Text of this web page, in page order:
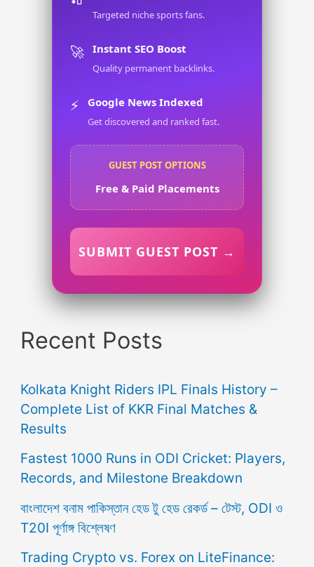
Targeted niche sports fans.
🚀 Instant SEO Boost
Quality permanent backlinks.
⚡ Google News Indexed
Get discovered and ranked fast.
GUEST POST OPTIONS
Free & Paid Placements
SUBMIT GUEST POST →
Recent Posts
Kolkata Knight Riders IPL Finals History –
Complete List of KKR Final Matches &
Results
Fastest 1000 Runs in ODI Cricket: Players,
Records, and Milestone Breakdown
বাংলাদেশ বনাম পাকিস্তান হেড টু হেড রেকর্ড – টেস্ট, ODI ও
T20I পূর্ণাঙ্গ বিশ্লেষণ
Trading Crypto vs. Forex on LiteFinance: